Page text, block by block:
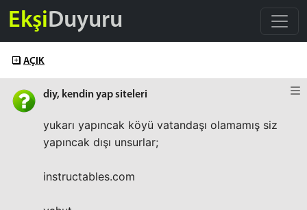
EkşiDuyuru
AÇIK
diy, kendin yap siteleri
yukarı yapıncak köyü vatandaşı olamamış siz
yapıncak dışı unsurlar;
instructables.com